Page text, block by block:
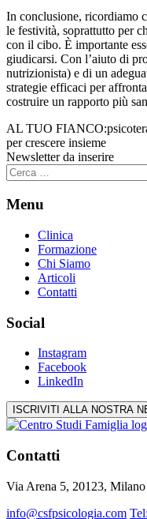
In conclusione, ricordiamo
le festività, soprattutto per
con il cibo. È importante
giudicarsi. Con l’aiuto di
nutrizionista) e di un
strategie efficaci per
costruire un rapporto più
AL TUO FIANCO:
per crescere insieme
Newsletter da inserire
Ricerca
per:
Menu
Clinica
Formazione
Chi Siamo
Articoli
Contatti
Social
Instagram
Facebook
LinkedIn
ISCRIVITI ALLA NOSTRA
Contatti
Via Arena 5, 20123, Milano
info@csfpsicologia.com